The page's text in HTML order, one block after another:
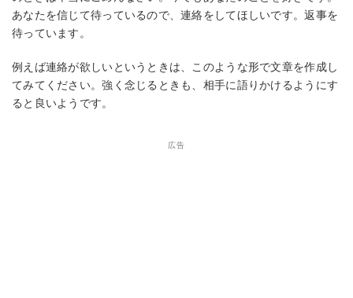
あなたを信じて待っているので、連絡をしてほしいです。返事を
待っています。
例えば連絡が欲しいというときは、このような形で文章を作成し
てみてください。強く念じるときも、相手に語りかけるようにす
ると良いようです。
広告